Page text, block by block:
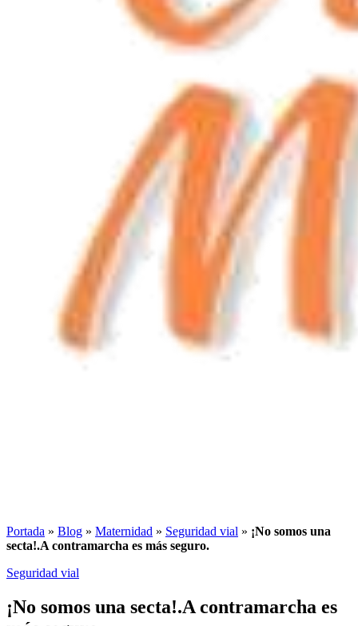
Portada » Blog » Maternidad » Seguridad vial » ¡No somos una
secta!.A contramarcha es más seguro.
Seguridad vial
¡No somos una secta!.A contramarcha es